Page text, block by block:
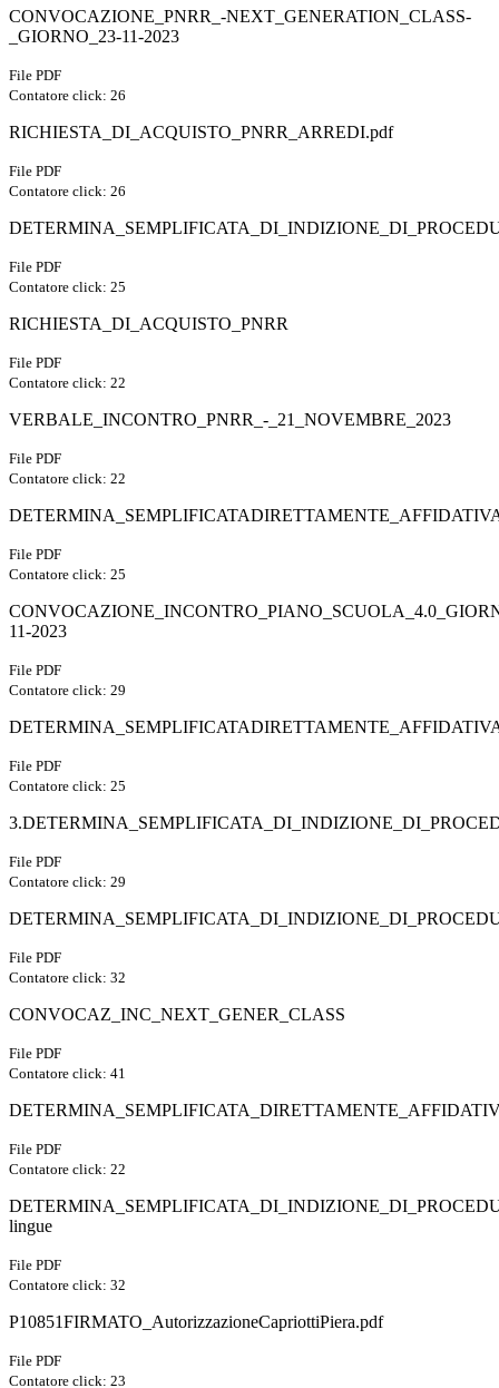
CONVOCAZIONE_PNRR_-NEXT_GENERATION_CLASS-
_GIORNO_23-11-2023
File PDF
Contatore click: 26
RICHIESTA_DI_ACQUISTO_PNRR_ARREDI.pdf
File PDF
Contatore click: 26
File PDF
Contatore click: 25
RICHIESTA_DI_ACQUISTO_PNRR
File PDF
Contatore click: 22
VERBALE_INCONTRO_PNRR_-_21_NOVEMBRE_2023
File PDF
Contatore click: 22
File PDF
Contatore click: 25
11-2023
File PDF
Contatore click: 29
File PDF
Contatore click: 25
File PDF
Contatore click: 29
File PDF
Contatore click: 32
CONVOCAZ_INC_NEXT_GENER_CLASS
File PDF
Contatore click: 41
File PDF
Contatore click: 22
lingue
File PDF
Contatore click: 32
P10851FIRMATO_AutorizzazioneCapriottiPiera.pdf
File PDF
Contatore click: 23